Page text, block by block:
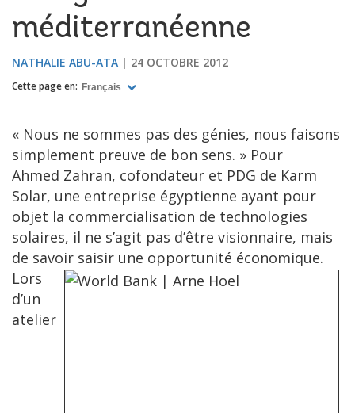
méditerranéenne
NATHALIE ABU-ATA 24 OCTOBRE 2012
Cette page en: Français
« Nous ne sommes pas des génies, nous faisons
simplement preuve de bon sens. » Pour
Ahmed Zahran, cofondateur et PDG de Karm
Solar, une entreprise égyptienne ayant pour
objet la commercialisation de technologies
solaires, il ne s’agit pas d’être visionnaire, mais
de savoir saisir une opportunité économique.
Lors
d’un
atelier